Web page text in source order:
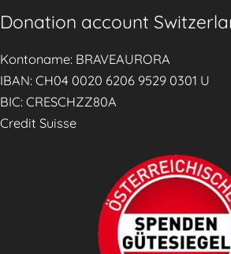
Donation account
Kontoname: BRAVEAURORA
IBAN: CH04 0020 6206 9529 0301 U
BIC: CRESCHZZ80A
Credit Suisse